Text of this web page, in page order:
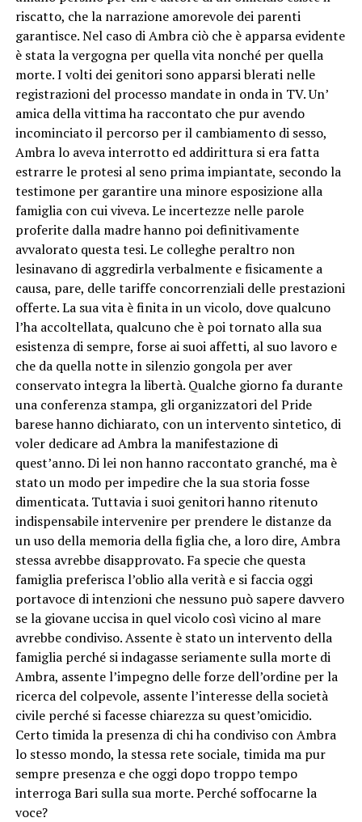
riscatto, che la narrazione amorevole dei parenti
garantisce. Nel caso di Ambra ciò che è apparsa evidente
è stata la vergogna per quella vita nonché per quella
morte. I volti dei genitori sono apparsi blerati nelle
registrazioni del processo mandate in onda in TV. Un’
amica della vittima ha raccontato che pur avendo
incominciato il percorso per il cambiamento di sesso,
Ambra lo aveva interrotto ed addirittura si era fatta
estrarre le protesi al seno prima impiantate, secondo la
testimone per garantire una minore esposizione alla
famiglia con cui viveva. Le incertezze nelle parole
proferite dalla madre hanno poi definitivamente
avvalorato questa tesi. Le colleghe peraltro non
lesinavano di aggredirla verbalmente e fisicamente a
causa, pare, delle tariffe concorrenziali delle prestazioni
offerte. La sua vita è finita in un vicolo, dove qualcuno
l’ha accoltellata, qualcuno che è poi tornato alla sua
esistenza di sempre, forse ai suoi affetti, al suo lavoro e
che da quella notte in silenzio gongola per aver
conservato integra la libertà. Qualche giorno fa durante
una conferenza stampa, gli organizzatori del Pride
barese hanno dichiarato, con un intervento sintetico, di
voler dedicare ad Ambra la manifestazione di
quest’anno. Di lei non hanno raccontato granché, ma è
stato un modo per impedire che la sua storia fosse
dimenticata. Tuttavia i suoi genitori hanno ritenuto
indispensabile intervenire per prendere le distanze da
un uso della memoria della figlia che, a loro dire, Ambra
stessa avrebbe disapprovato. Fa specie che questa
famiglia preferisca l’oblio alla verità e si faccia oggi
portavoce di intenzioni che nessuno può sapere davvero
se la giovane uccisa in quel vicolo così vicino al mare
avrebbe condiviso. Assente è stato un intervento della
famiglia perché si indagasse seriamente sulla morte di
Ambra, assente l’impegno delle forze dell’ordine per la
ricerca del colpevole, assente l’interesse della società
civile perché si facesse chiarezza su quest’omicidio.
Certo timida la presenza di chi ha condiviso con Ambra
lo stesso mondo, la stessa rete sociale, timida ma pur
sempre presenza e che oggi dopo troppo tempo
interroga Bari sulla sua morte. Perché soffocarne la
voce?